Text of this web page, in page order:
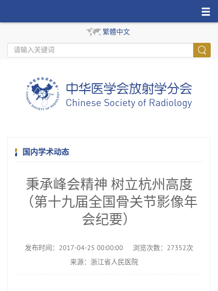
繁體中文
国内学术动态
秉承峰会精神 树立杭州高度
（第十九届全国骨关节影像年
会纪要）
发布时间：2017-04-25 00:00:00
浏览次数：27352次
来源：浙江省人民医院